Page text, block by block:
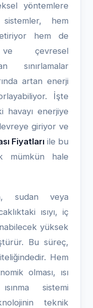
yöntemlere
hem
hem de
ve çevresel
sınırlamalar
artan enerji
İşte
havayı enerjiye
giriyor ve
Fiyatlarıile bu
mümkün hale
sudan veya
ısıyı, iç
yüksek
Bu süreç,
Hem
olması, ısı
sistemi
teknik